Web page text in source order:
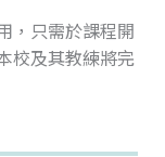
，只需於課程開
校及其教練將完